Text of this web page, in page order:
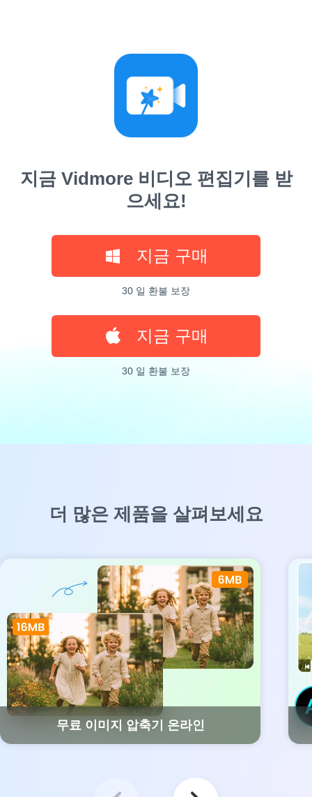
지금 Vidmore 비디오 편집기를 받
으세요!
지금 구매
30 일 환불 보장
지금 구매
30 일 환불 보장
더 많은 제품을 살펴보세요
무료 이미지 압축기 온라인